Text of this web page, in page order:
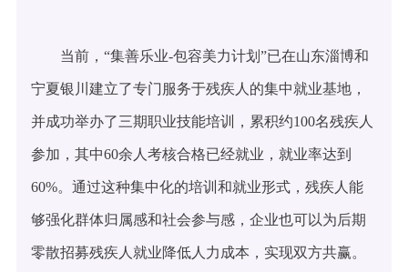
当前，“集善乐业-包容美力计划”已在山东淄博和
宁夏银川建立了专门服务于残疾人的集中就业基地，
并成功举办了三期职业技能培训，累积约100名残疾人
参加，其中60余人考核合格已经就业，就业率达到
60%。通过这种集中化的培训和就业形式，残疾人能
够强化群体归属感和社会参与感，企业也可以为后期
零散招募残疾人就业降低人力成本，实现双方共赢。